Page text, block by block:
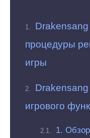
процедуры
игры
игрового
1.